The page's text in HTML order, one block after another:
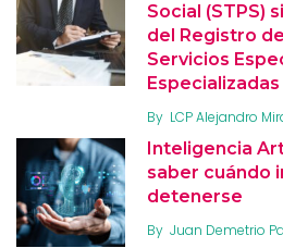
Social (STPS)
del Registro
Servicios
Especializadas
By LCP Alejandro
Inteligencia
saber cuándo
detenerse
By Juan Demetrio